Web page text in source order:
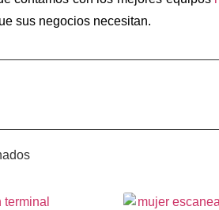
sus negocios necesitan.